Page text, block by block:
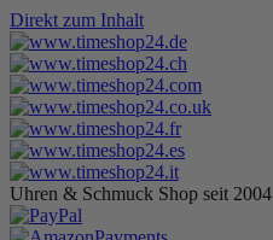
Direkt zum Inhalt
Uhren & Schmuck Shop seit 2004